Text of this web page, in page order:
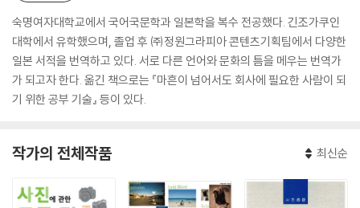
숙명여자대학교에서 국어국문학과 일본학을 복수 전공했다. 긴조가쿠인
대학에서 유학했으며, 졸업 후 ㈜정원그라피아 콘텐츠기획팀에서 다양한
일본 서적을 번역하고 있다. 서로 다른 언어와 문화의 틈을 메우는 번역가
가 되고자 한다. 옮긴 책으로는 『마흔이 넘어서도 회사에 필요한 사람이 되
기 위한 공부 기술』 등이 있다.
작가의 전체작품 최신순